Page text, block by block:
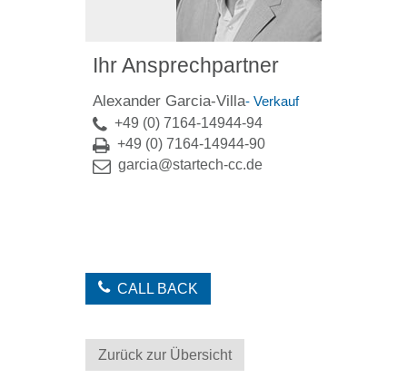
Ihr Ansprechpartner
Alexander Garcia-Villa- Verkauf
+49 (0) 7164-14944-94
+49 (0) 7164-14944-90
garcia@startech-cc.de
CALL BACK
Zurück zur Übersicht